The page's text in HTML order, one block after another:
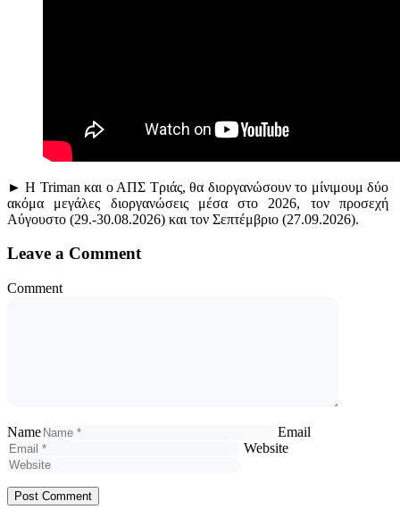
► Η Triman και ο ΑΠΣ Τριάς, θα διοργανώσουν το μίνιμουμ δύο
ακόμα μεγάλες διοργανώσεις μέσα στο 2026, τον προσεχή
Αύγουστο (29.-30.08.2026) και τον Σεπτέμβριο (27.09.2026).
Leave a Comment
Comment
Name
Email
Website